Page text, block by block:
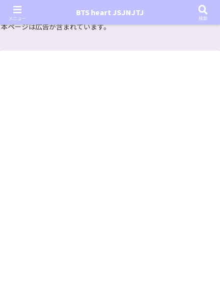
『In the SOOP BTS ver.』シーズン2放送決定！いつから始まる？インザスープの放送開始日・視聴
方法は？【In the SOOP BTS ver. Season 2】
本ページは広告が含まれています。
メニュー
BTS heart JSJNJTJ
検索